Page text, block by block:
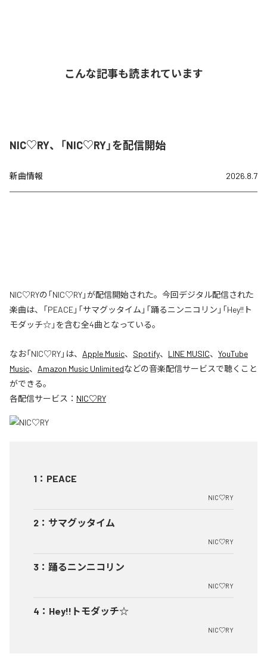
こんな記事も読まれています
NIC♡RY、「NIC♡RY」を配信開始
新曲情報 2026.8.7
NIC♡RYの「NIC♡RY」が配信開始された。今回デジタル配信された
楽曲は、「PEACE」「サマグッタイム」「踊るニンニコリン」「Hey!!ト
モダッチ☆」を含む全4曲となっている。
なお「NIC♡RY」は、 Apple Music、 Spotify、 LINE MUSIC、 YouTube
Music、 Amazon Music Unlimitedなどの音楽配信サービスで聴くこと
ができる。
各配信サービス： NIC♡RY
1 ： PEACE
NIC♡RY
2 ： サマグッタイム
NIC♡RY
3 ： 踊るニンニコリン
NIC♡RY
4 ： Hey!!トモダッチ☆
NIC♡RY